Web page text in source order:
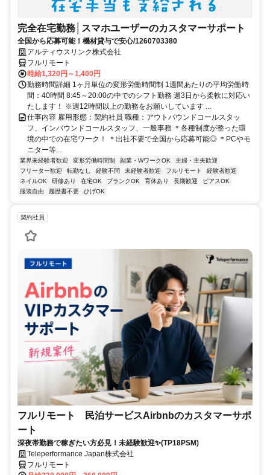
完全在宅勤務│スマホユーザーのカスタマーサポート
全国から応募可能！機材貸与で安心/1260703380
アルティウスリンク株式会社
フルリモート
時給1,320円～1,400円
勤務時間詳細 1ヶ月単位の変形労働時間制 1週間あたりの平均労働時
間：40時間 8:45～20:00の中でのシフト勤務 週3日から柔軟に対応い
たします！ ※週12時間以上の勤務をお願いしています ...
仕事内容 雇用形態：契約社員 職種：アウトバウンドコールスタッ
フ、インバウンドコールスタッフ、一般事務 ＊各種制度が整った環
境の中での在宅ワーク！ ＊出社不要で全国から応募可能◎ ＊PCやモ
ニター等...
業界未経験者歓迎 変形労働時間制 副業・WワークOK
主婦・主夫歓迎
フリーター歓迎
転勤なし 経験不問 未経験者歓迎 フルリモート
経験者歓迎
ネイルOK
研修あり 在宅OK ブランクOK 育休あり 長期歓迎
ピアスOK
服装自由
履歴書不要 ひげOK
契約社員
フルリモート 民泊サービスAirbnbのカスタマーサポ
ート
深夜帯勤務で稼ぎたい方必見！未経験歓迎✨(TP18PSM)
Teleperformance Japan株式会社
フルリモート